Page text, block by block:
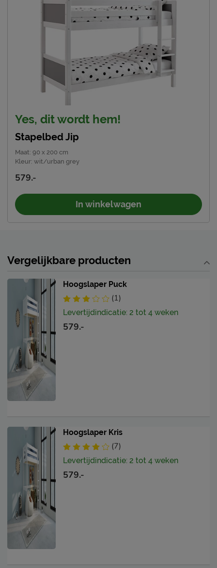
Yes, dit wordt hem!
Stapelbed Jip
Maat: 90 x 200 cm
Kleur: wit/urban grey
579.-
In winkelwagen
Vergelijkbare producten
Hoogslaper Puck
(1)
Levertijdindicatie: 2 tot 4 weken
579.-
Hoogslaper Kris
(7)
Levertijdindicatie: 2 tot 4 weken
579.-